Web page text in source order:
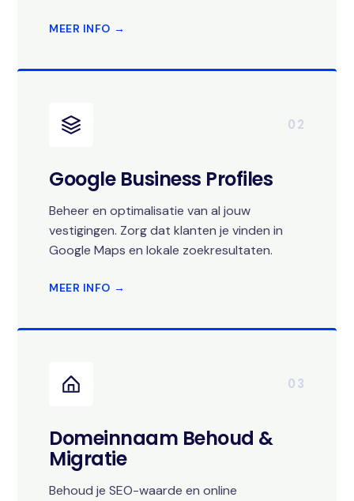
MEER INFO →
02
Google Business Profiles
Beheer en optimalisatie van al jouw
vestigingen. Zorg dat klanten je vinden in
Google Maps en lokale zoekresultaten.
MEER INFO →
03
Domeinnaam Behoud &
Migratie
Behoud je SEO-waarde en online